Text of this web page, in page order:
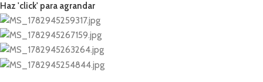
Haz 'click' para agrandar